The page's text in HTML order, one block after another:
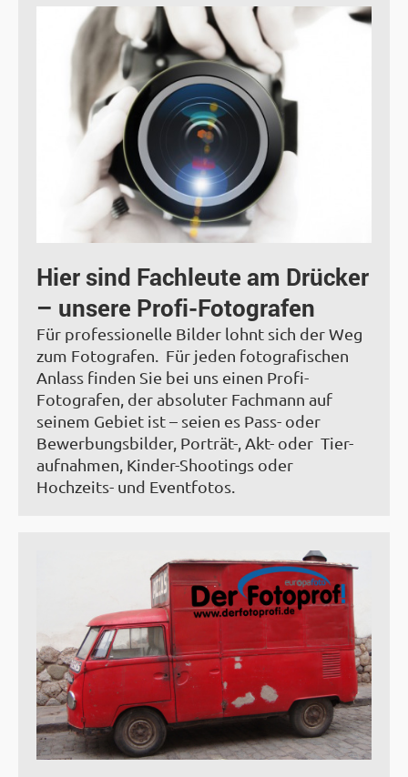
Hier sind Fachleute am Drücker
– unsere Profi-Fotografen
Für professionelle Bilder lohnt sich der Weg
zum Fotografen. Für jeden fotografischen
Anlass finden Sie bei uns einen Profi-
Fotografen, der absoluter Fachmann auf
seinem Gebiet ist – seien es Pass- oder
Bewerbungsbilder, Porträt-, Akt- oder Tier-
aufnahmen, Kinder-Shootings oder
Hochzeits- und Eventfotos.